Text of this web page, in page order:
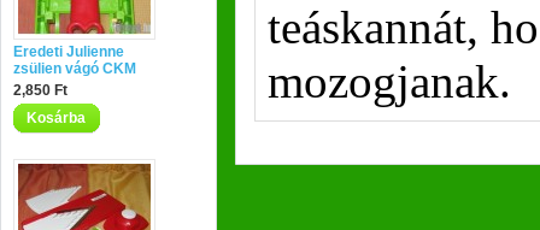
Eredeti Julienne
zsülien vágó CKM
2,850 Ft
Kosárba
teáskannát,
mozogjanak.